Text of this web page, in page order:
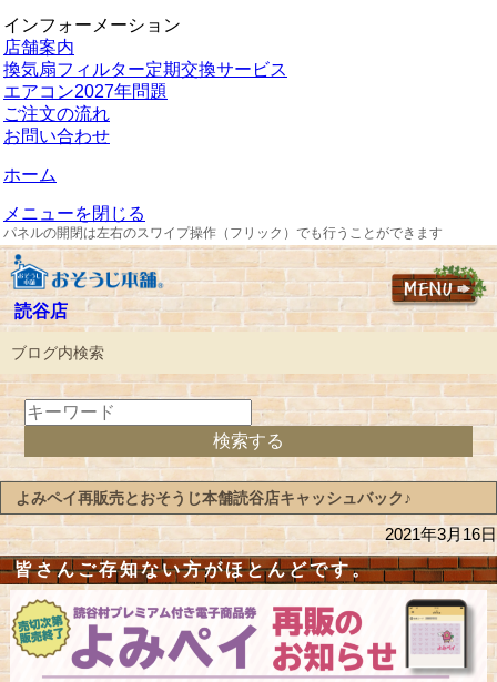
インフォーメーション
店舗案内
換気扇フィルター定期交換サービス
エアコン2027年問題
ご注文の流れ
お問い合わせ
ホーム
メニューを閉じる
パネルの開閉は左右のスワイプ操作（フリック）でも行うことができます
読谷店
ブログ内検索
よみペイ再販売とおそうじ本舗読谷店キャッシュバック♪
2021年3月16日
皆さんご存知ない方がほとんどです。